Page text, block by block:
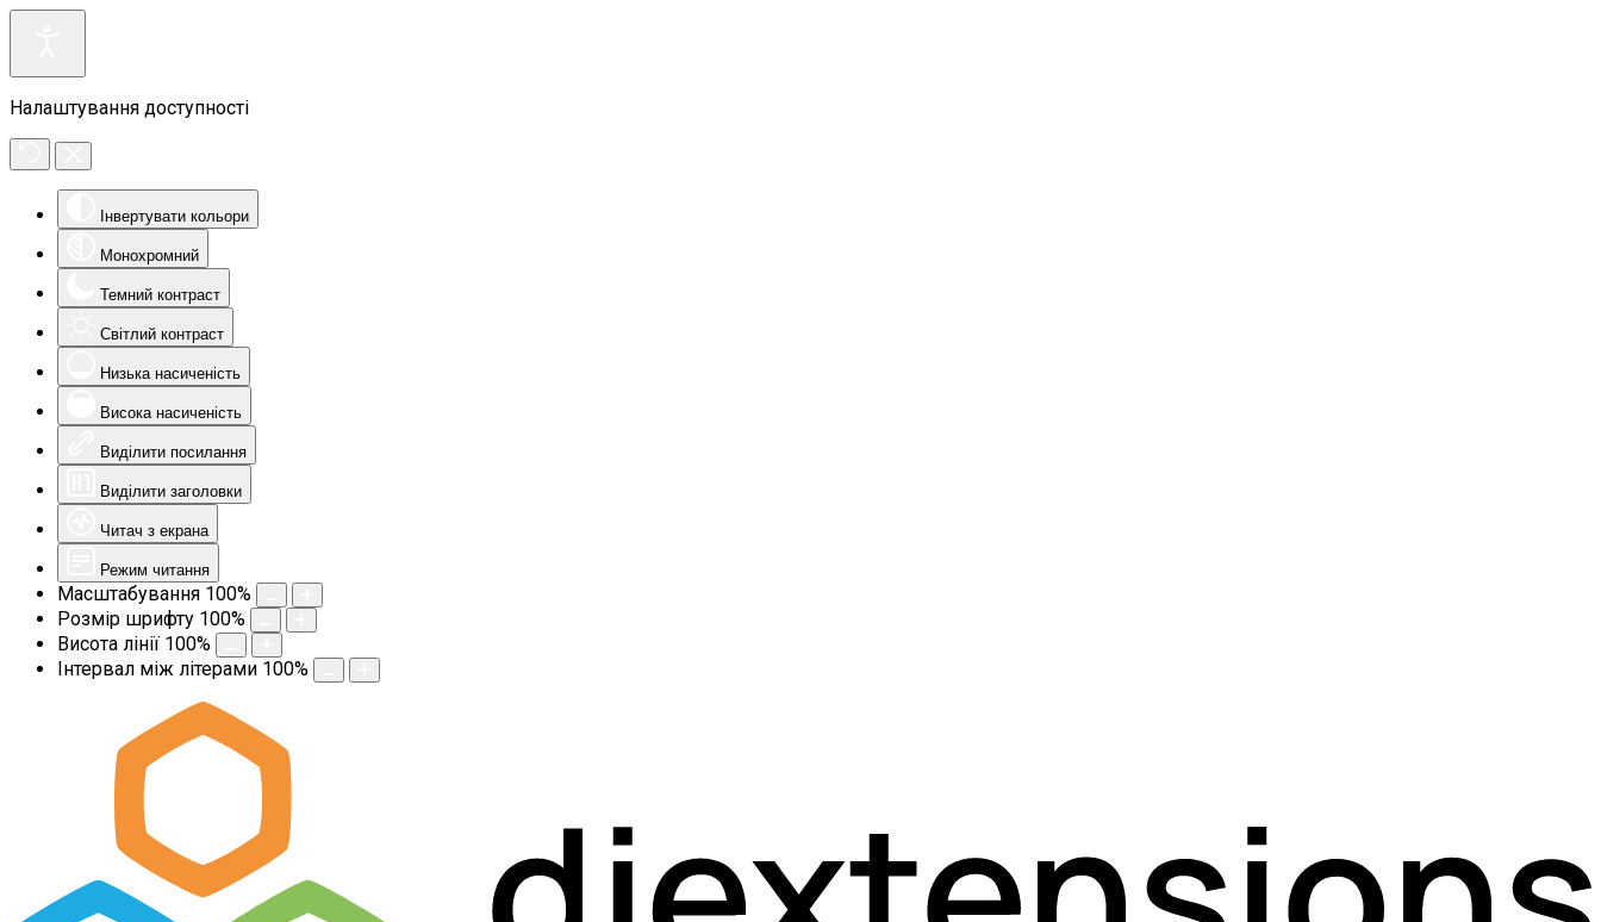
Налаштування доступності
Інвертувати кольори
Монохромний
Темний контраст
Світлий контраст
Низька насиченість
Висока насиченість
Виділити посилання
Виділити заголовки
Читач з екрана
Режим читання
Масштабування 100%
Розмір шрифту 100%
Висота лінії 100%
Інтервал між літерами 100%